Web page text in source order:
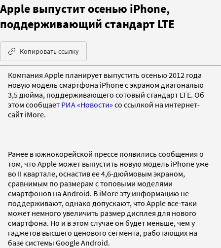
Apple выпустит осенью iPhone,
поддерживающий стандарт LTE
Копировать ссылку
Компания Apple планирует выпустить осенью 2012 года
новую модель смартфона iPhone с экраном диагональю
3,5 дюйма, поддерживающего сотовый стандарт LTE. Об
этом сообщает РИА «Новости» со ссылкой на интернет-
сайт iMore.
Ранее в южнокорейской прессе появились сообщения о
том, что Apple может выпустить новую модель iPhone уже
во II квартале, оснастив ее 4,6-дюймовым экраном,
сравнимым по размерам с топовыми моделями
смартфонов на Android. В iMore эту информацию не
поддерживают, однако допускают, что Apple все-таки
может немного увеличить размер дисплея для нового
смартфона. Но и в этом случае он будет меньше, чем у
гаджетов высшего ценового сегмента, работающих на
базе системы Google Android.